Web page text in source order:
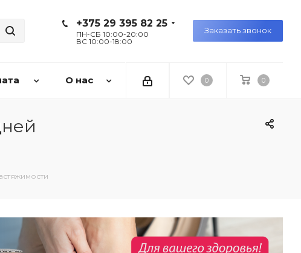
+375 29 395 82 25
ПН-СБ 10:00-20:00
ВС 10:00-18:00
Заказать звонок
0 0
О нас